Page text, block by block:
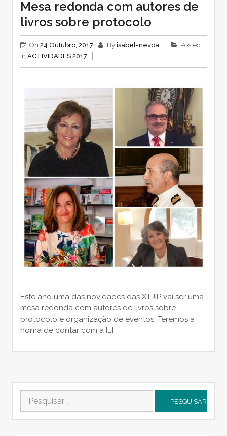
Mesa redonda com autores de
livros sobre protocolo
On 24 Outubro, 2017 By isabel-nevoa
Posted
in ACTIVIDADES 2017
Este ano uma das novidades das XII JIP vai ser uma
mesa redonda com autores de livros sobre
protocolo e organização de eventos. Teremos a
honra de contar com a […]
por: